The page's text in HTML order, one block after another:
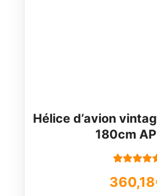
Hélice d’avion
180cm
5
360,18